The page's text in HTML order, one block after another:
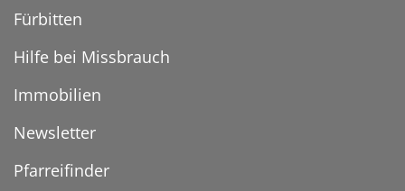
Fürbitten
Hilfe bei Missbrauch
Immobilien
Newsletter
Pfarreifinder